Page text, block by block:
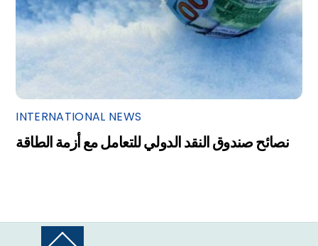
INTERNATIONAL NEWS
نصائح صندوق النقد الدولي للتعامل مع أزمة الطاقة